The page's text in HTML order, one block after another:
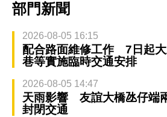
部門新聞
2026-08-05 16:15
配合路面維修工作 7日起
巷等實施臨時交通安排
2026-08-05 14:47
天雨影響 友誼大橋氹仔端
封閉交通